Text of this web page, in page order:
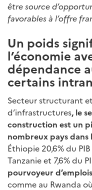
être source
favorables à l’offre
Un poids
l’économie
dépendance
certains
Secteur structurant
d’infrastructures, le
construction est un
nombreux pays
Éthiopie 20,6% du
Tanzanie et 7,6% du
pourvoyeur
comme au Rwanda